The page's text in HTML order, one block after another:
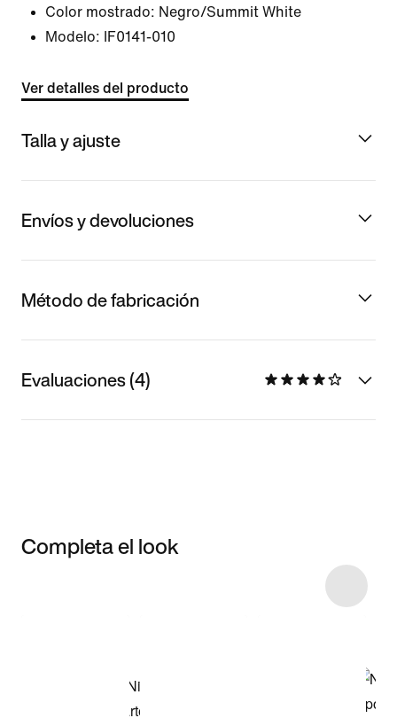
Color mostrado: Negro/Summit White
Modelo:
IF0141-010
Ver detalles del producto
Talla y ajuste
Envíos y devoluciones
Método de fabricación
Evaluaciones (4)
Completa el look